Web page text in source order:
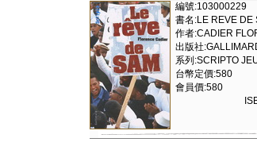
編號:103000229
書名:LE REVE DE
作者:CADIER
出版社
系列:SCRIPTO
台幣定價:580
會員價:580